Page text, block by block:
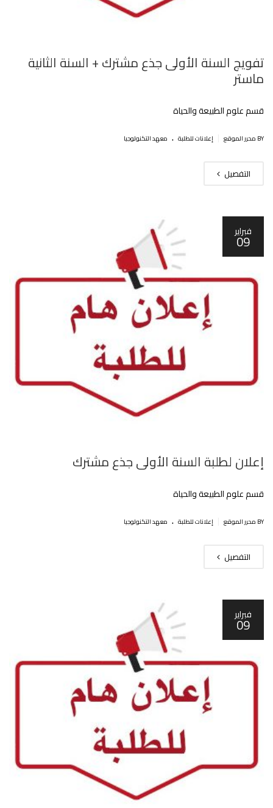
تفويج السنة الأولى جذع مشترك + السنة الثانية
ماستر
قسم علوم الطبيعة والحياة
BY محرر الموقع إعلانات للطلبة . معهد التكنولوجيا
التفصيل
فبراير
09
إعلان لطلبة السنة الأولى جذع مشترك
قسم علوم الطبيعة والحياة
BY محرر الموقع إعلانات للطلبة . معهد التكنولوجيا
التفصيل
فبراير
09